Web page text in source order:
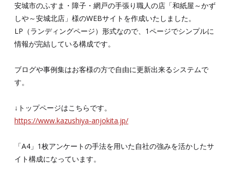
安城市のふすま・障子・網戸の手張り職人の店「和紙屋～かず
しや～安城北店」様のWEBサイトを作成いたしました。
LP（ランディングページ）形式なので、1ページでシンプルに
情報が完結している構成です。
ブログや事例集はお客様の方で自由に更新出来るシステムで
す。
↓トップページはこちらです。
https://www.kazushiya-anjokita.jp/
「A4」1枚アンケートの手法を用いた自社の強みを活かしたサ
イト構成になっています。